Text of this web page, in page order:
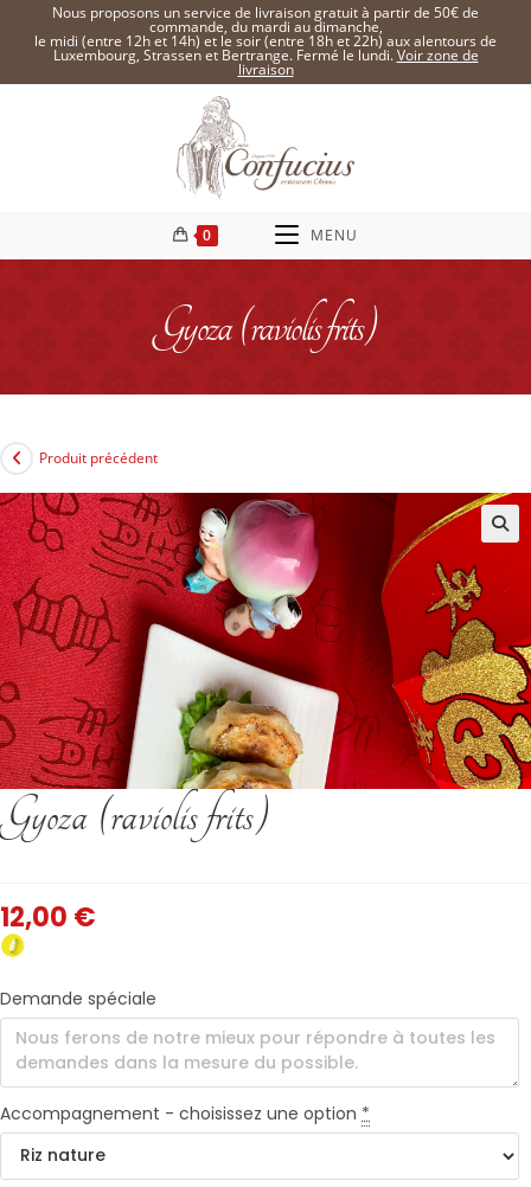
Nous proposons un service de livraison gratuit à partir de 50€ de
commande, du mardi au dimanche,
le midi (entre 12h et 14h) et le soir (entre 18h et 22h) aux alentours de
Luxembourg, Strassen et Bertrange. Fermé le lundi.Voir zone de
livraison
0 MENU
Gyoza (raviolis frits)
Produit précédent
Gyoza (raviolis frits)
12,00 €
Demande spéciale
Accompagnement - choisissez une option *